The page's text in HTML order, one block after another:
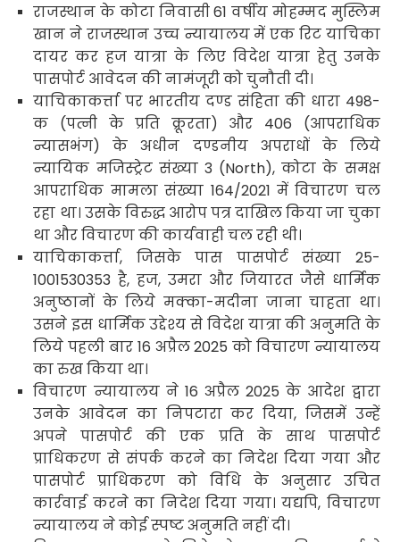
राजस्थान के कोटा निवासी61वर्षीय मोहम्मद मुस्लिम
खान ने राजस्थान उच्च न्यायालय में एक रिट याचिका
दायर कर हज यात्रा के लिए विदेश यात्रा हेतु उनके
पासपोर्ट आवेदन की नामंजूरी को चुनौती दी।
याचिकाकर्त्ता पर भारतीय दण्ड संहिता की धारा 498-
क (पत्नी के प्रति क्रूरता) और 406 (आपराधिक
न्यासभंग) के अधीन
दण्डनीय अपराधों के लिये
न्यायिक मजिस्ट्रेट संख्या 3 (North),कोटा के समक्ष
आपराधिक मामला संख्या 164/2021 में विचारण चल
रहा था। उसके विरुद्ध आरोप पत्र दाखिल किया जा चुका
था और विचारण की कार्यवाही चल रही थी।
याचिकाकर्त्ता, जिसके पास पासपोर्ट संख्या 25-
1001530353है,हज,उमरा और जियारत जैसे धार्मिक
अनुष्ठानों के लिये मक्का-मदीना जाना चाहता था।
उसने इस धार्मिक उद्देश्य से विदेश यात्रा की अनुमति के
लिये पहली बार 16 अप्रैल2025को विचारण न्यायालय
का रुख किया था।
विचारण न्यायालय ने 16अप्रैल2025के आदेश द्वारा
उनके आवेदन का निपटारा कर दिया, जिसमें उन्हें
अपने पासपोर्ट की एक प्रति के साथ पासपोर्ट
प्राधिकरण से संपर्क करने का निदेश दिया गया और
पासपोर्ट प्राधिकरण को विधि के अनुसार उचित
कार्रवाई करने का निदेश दिया गया। यद्यपि, विचारण
न्यायालयने कोई स्पष्ट अनुमति नहीं दी।